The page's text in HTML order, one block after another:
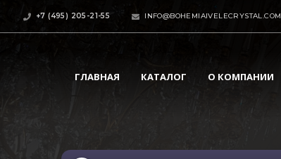
+7 (495) 205-21-55 INFO@BOHEMIAIVELECRYSTAL.COM
ГЛАВНАЯ КАТАЛОГ О КОМПАНИИ